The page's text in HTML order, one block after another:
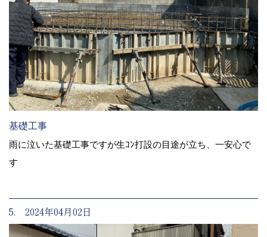
基礎工事
雨に泣いた基礎工事ですが生ｺﾝ打設の目途が立ち、一安心で
す
5. 2024年04月02日